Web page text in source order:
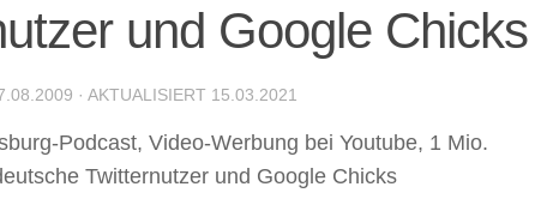
und Google Chicks
· AKTUALISIERT 15.03.2021
Podcast, Video-Werbung bei Youtube, 1 Mio.
Twitternutzer und Google Chicks